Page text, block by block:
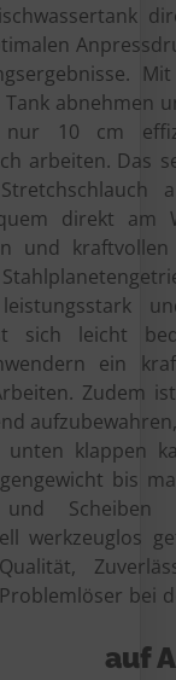
abnehmen
nur 10 cm
arbeiten. Das
direkt am
und kraftvollen
sich leicht
ein
Zudem
klappen
bis
Scheiben
werkzeuglos
bei
auf